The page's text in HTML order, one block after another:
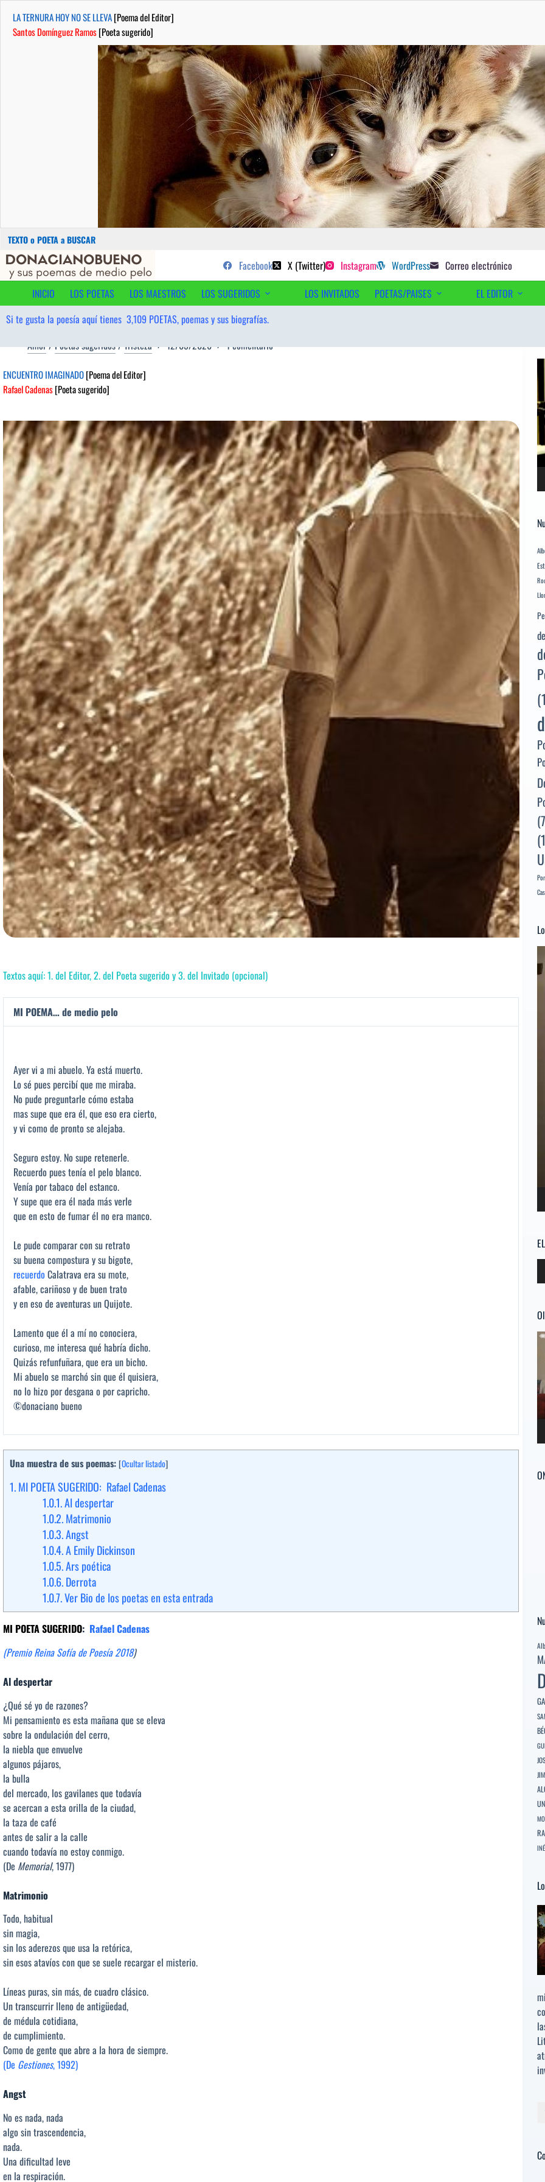
LA TERNURA HOY NO SE LLEVA[Poema del Editor]
Santos Domínguez Ramos[Poeta sugerido]
Buscar:
Saltar
contenido
...sus poemas de medio pelo y poetas sugeridos
Facebook X (Twitter) Instagram WordPress Correo electrónico
INICIO
LOS POETAS LOS MAESTROS LOS SUGERIDOS LOS INVITADOS POETAS/PAISES EL EDITOR
Si te gusta la poesía aquí tienes 3,109 POETAS, poemas y sus biografías.
Amor/Poetas sugeridos/Tristeza 12/05/2026 1 comentario
ENCUENTRO IMAGINADO[Poema del Editor]
Rafael Cadenas[Poeta sugerido]
Textos aquí: 1. del Editor, 2. del Poeta sugerido y 3. del Invitado (opcional)
MI POEMA… de medio pelo
Ayer vi a mi abuelo. Ya está muerto.
Lo sé pues percibí que me miraba.
No pude preguntarle cómo estaba
mas supe que era él, que eso era cierto,
y vi como de pronto se alejaba.
Seguro estoy. No supe retenerle.
Recuerdo pues tenía el pelo blanco.
Venía por tabaco del estanco.
Y supe que era él nada más verle
que en esto de fumar él no era manco.
Le pude comparar con su retrato
su buena compostura y su bigote,
recuerdo Calatrava era su mote,
afable, cariñoso y de buen trato
y en eso de aventuras un Quijote.
Lamento que él a mí no conociera,
curioso, me interesa qué habría dicho.
Quizás refunfuñara, que era un bicho.
Mi abuelo se marchó sin que él quisiera,
no lo hizo por desgana o por capricho.
©donaciano bueno
Una muestra de sus poemas: [Ocultar listado]
1.MI POETA SUGERIDO: Rafael Cadenas
1.0.1.Al despertar
1.0.2.Matrimonio
1.0.3.Angst
1.0.4.A Emily Dickinson
1.0.5.Ars poética
1.0.6.Derrota
1.0.7.Ver Bio de los poetas en esta entrada
MI POETA SUGERIDO: Rafael Cadenas
(Premio Reina Sofía de Poesía 2018)
Al despertar
¿Qué sé yo de razones?
Mi pensamiento es esta mañana que se eleva
sobre la ondulación del cerro,
la niebla que envuelve
algunos pájaros,
la bulla
del mercado, los gavilanes que todavía
se acercan a esta orilla de la ciudad,
la taza de café
antes de salir a la calle
cuando todavía no estoy conmigo.
(De Memorial, 1977)
Matrimonio
Todo, habitual
sin magia,
sin los aderezos que usa la retórica,
sin esos atavíos con que se suele recargar el misterio.
Líneas puras, sin más, de cuadro clásico.
Un transcurrir lleno de antigüedad,
de médula cotidiana,
de cumplimiento.
Como de gente que abre a la hora de siempre.
(De Gestiones, 1992)
Angst
No es nada, nada
algo sin trascendencia,
nada.
Una dificultad leve
en la respiración.
de
de
de